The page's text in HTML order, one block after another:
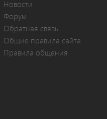
Новости
Форум
Обратная связь
Общие правила сайта
Правила общения